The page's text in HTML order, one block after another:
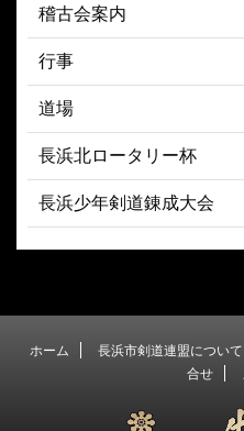
稽古会案内
行事
道場
長浜北ロータリー杯
長浜少年剣道錬成大会
ホーム 長浜市剣道連盟について
合せ